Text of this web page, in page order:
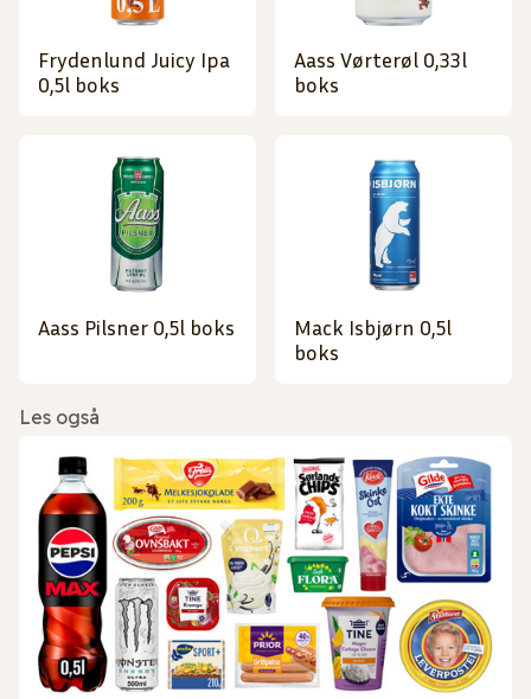
Frydenlund Juicy Ipa
0,5l boks
Aass Vørterøl 0,33l
boks
Aass Pilsner 0,5l boks
Mack Isbjørn 0,5l
boks
Les også